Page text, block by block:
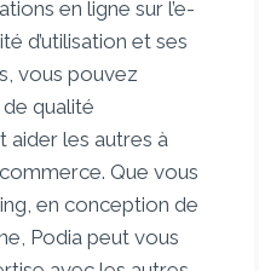
en ligne sur l’e-
d’utilisation et ses
vous pouvez
qualité
aider les autres à
Que vous
en conception de
Podia peut vous